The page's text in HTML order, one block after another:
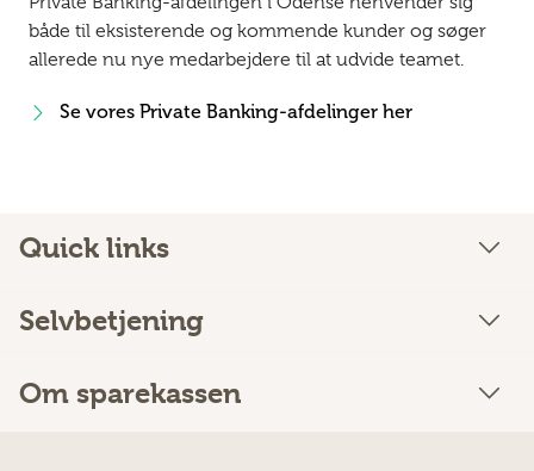
både til eksisterende og kommende kunder og søger
allerede nu nye medarbejdere til at udvide teamet.
Se vores Private Banking-afdelinger her
Quick links
Selvbetjening
Om sparekassen